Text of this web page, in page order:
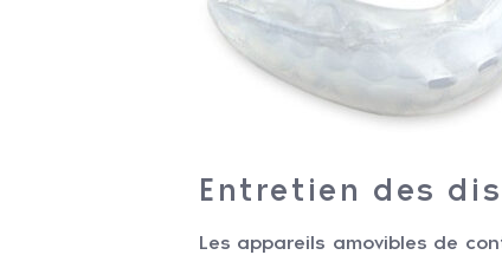
Entretien des
Les appareils amovibles de